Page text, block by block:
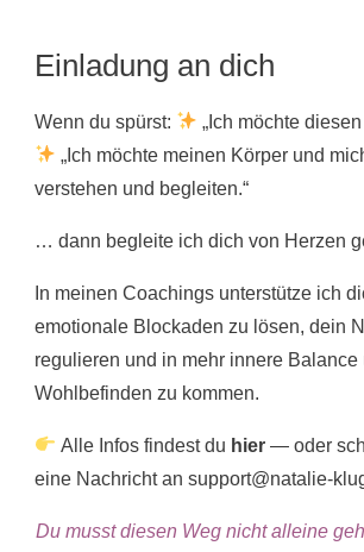
Einladung an dich
Wenn du spürst:
„Ich möchte
„Ich möchte meinen Körper und
verstehen und begleiten.“
… dann begleite ich dich von Herzen
In meinen Coachings unterstütze ich
emotionale Blockaden zu lösen, dein
regulieren und in mehr innere Balance
Wohlbefinden zu kommen.
Alle Infos findest du hier — oder
eine Nachricht an support@natalie-
Du musst diesen Weg nicht alleine